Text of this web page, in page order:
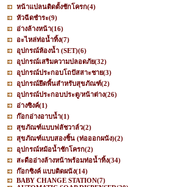
หน้าแปลนติดตั้งชักโครก(4)
หัวฉีดชำระ(9)
อ่างล้างหน้า(16)
อะไหล่ท่อน้ำทิ้ง(7)
อุปกรณ์ห้องน้ำ (SET)(6)
อุปกรณ์เสริมความปลอดภัย(32)
อุปกรณ์ประกอบโถปัสสาะชาย(3)
อุปกรณ์ยึดพื้นสำหรับสุขภัณฑ์(2)
อุปกรณ์ประกอบประตู/หน้าต่าง(26)
อ่างซิงค์(1)
ก๊อกอ่างอาบน้ำ(1)
สุขภัณฑ์แบบฟลัชวาล์ว(2)
สุขภัณฑ์แบบสองชิ้น (ท่อออกผนัง)(2)
อุปกรณ์หม้อน้ำชักโครก(2)
สะดืออ่างล้างหน้าพร้อมท่อน้ำทิ้ง(34)
ก๊อกซิงค์ แบบติดผนัง(14)
BABY CHANGE STATION(7)